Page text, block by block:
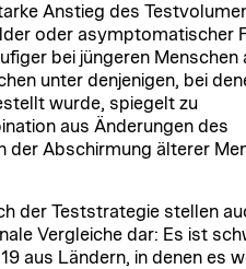
Anstieg des
oder asymptomatischer
bei jüngeren Menschen
unter denjenigen, bei
wurde, spiegelt zu
aus Änderungen des
der Abschirmung älterer
der Teststrategie stellen
Vergleiche dar: Es ist
aus Ländern, in denen es